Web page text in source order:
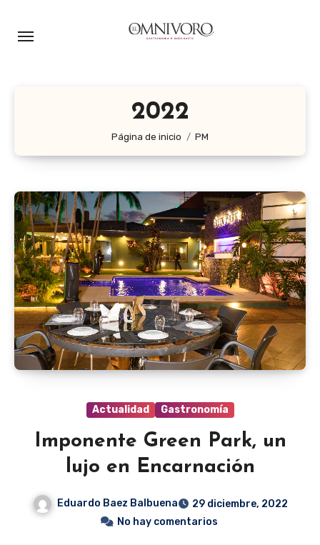
2022
Página de inicio PM
Actualidad Gastronomía
Imponente Green Park, un
lujo en Encarnación
Eduardo Baez Balbuena
29 diciembre, 2022
No hay comentarios